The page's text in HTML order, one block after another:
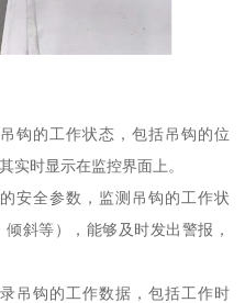
钩的工作状态，包括吊钩的位
实时显示在监控界面上。
安全参数，监测吊钩的工作状
斜等），能够及时发出警报，
吊钩的工作数据，包括工作时